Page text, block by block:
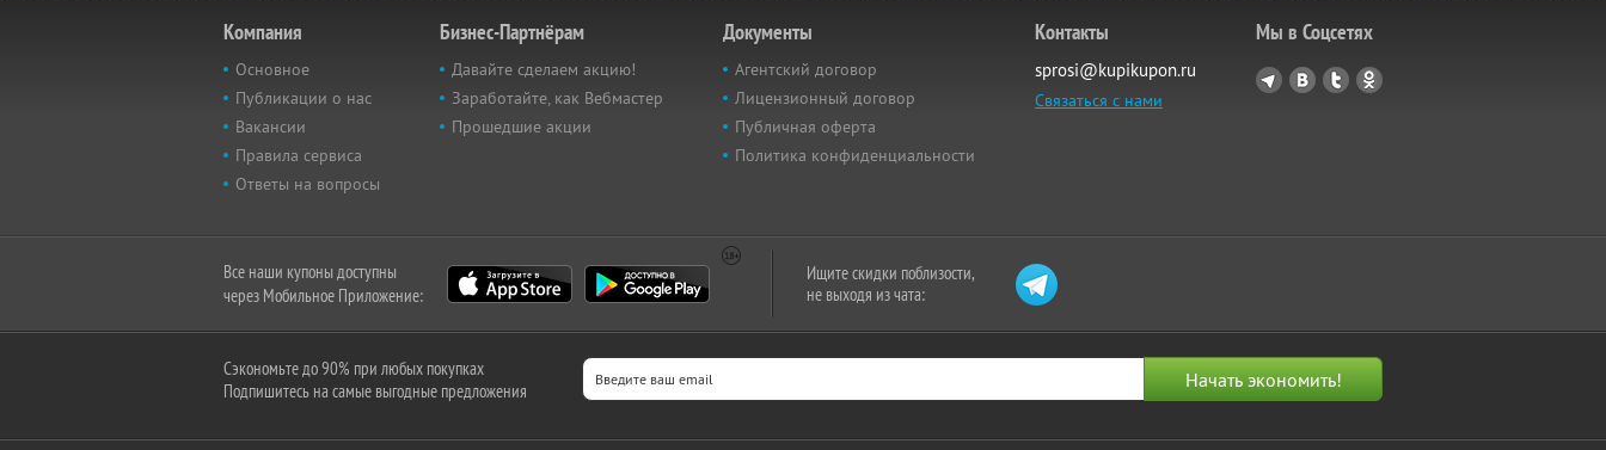
Компания
Основное
Публикации о нас
Вакансии
Правила сервиса
Ответы на вопросы
Бизнес-Партнёрам
Давайте сделаем акцию!
Заработайте, как Вебмастер
Прошедшие акции
Документы
Агентский договор
Лицензионный договор
Публичная оферта
Политика конфиденциальности
Контакты
sprosi@kupikupon.ru
Связаться с нами
Мы в Соцсетях
Все наши купоны доступны
через Мобильное Приложение:
Ищите скидки поблизости,
не выходя из чата:
Сэкономьте до 90% при любых покупках
Подпишитесь на самые выгодные предложения